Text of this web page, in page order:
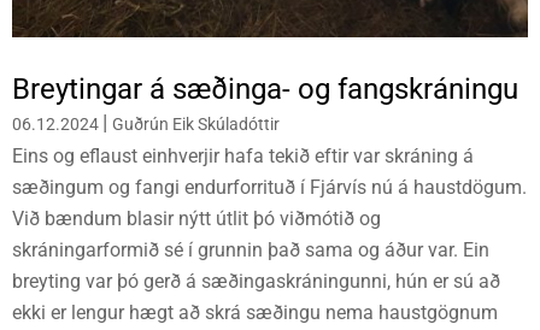
Breytingar á sæðinga- og fangskráningu
06.12.2024 | Guðrún Eik Skúladóttir
Eins og eflaust einhverjir hafa tekið eftir var skráning á
sæðingum og fangi endurforrituð í Fjárvís nú á haustdögum.
Við bændum blasir nýtt útlit þó viðmótið og
skráningarformið sé í grunnin það sama og áður var. Ein
breyting var þó gerð á sæðingaskráningunni, hún er sú að
ekki er lengur hægt að skrá sæðingu nema haustgögnum